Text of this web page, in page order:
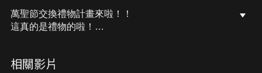
萬聖節交換禮物計畫來啦！！
這真的是禮物的啦！
相關影片